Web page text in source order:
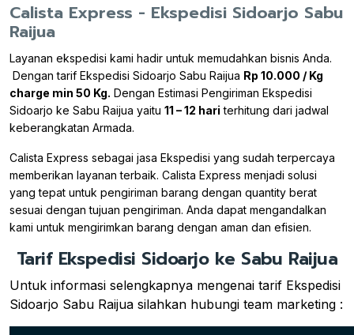
Calista Express - Ekspedisi Sidoarjo Sabu
Raijua
Layanan ekspedisi kami hadir untuk memudahkan bisnis Anda.
Dengan tarif Ekspedisi Sidoarjo Sabu Raijua Rp 10.000 / Kg
charge min 50 Kg. Dengan Estimasi Pengiriman Ekspedisi
Sidoarjo ke Sabu Raijua yaitu 11 – 12 hari terhitung dari jadwal
keberangkatan Armada.
Calista Express sebagai jasa Ekspedisi yang sudah terpercaya
memberikan layanan terbaik. Calista Express menjadi solusi
yang tepat untuk pengiriman barang dengan quantity berat
sesuai dengan tujuan pengiriman. Anda dapat mengandalkan
kami untuk mengirimkan barang dengan aman dan efisien.
Tarif Ekspedisi Sidoarjo ke Sabu Raijua
Untuk informasi selengkapnya mengenai tarif Ekspedisi
Sidoarjo Sabu Raijua silahkan hubungi team marketing :